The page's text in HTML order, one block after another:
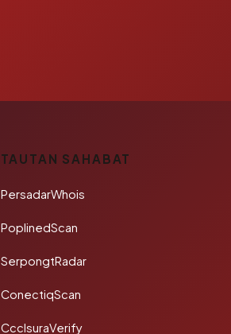
TAUTAN SAHABAT
PersadarWhois
PoplinedScan
SerpongtRadar
ConectiqScan
CcclsuraVerify